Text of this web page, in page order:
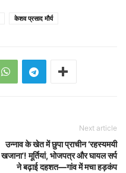
केशव प्रसाद मौर्य
Next article
उन्नाव के खेत में छुपा प्राचीन ‘रहस्यमयी
खजाना’! मूर्तियां, भोजपत्र और घायल सर्प
ने बढ़ाई दहशत—गांव में मचा हड़कंप